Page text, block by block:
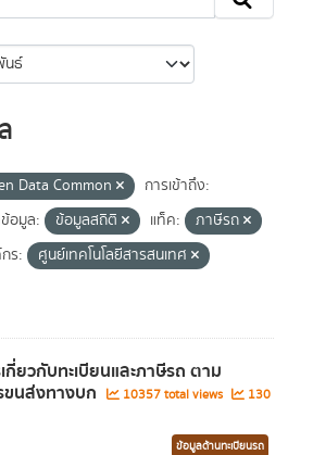
Data Common
การเข้าถึง:
อมูล: ข้อมูลสถิติ แท็ค:
ภาษีรถ
ร:
ศูนย์เทคโนโลยีสารสนเทศ
ยวกับทะเบียนและภาษีรถ ตาม
นส่งทางบก 10357 total views
130
ข้อมูลด้านทะเบียนรถ